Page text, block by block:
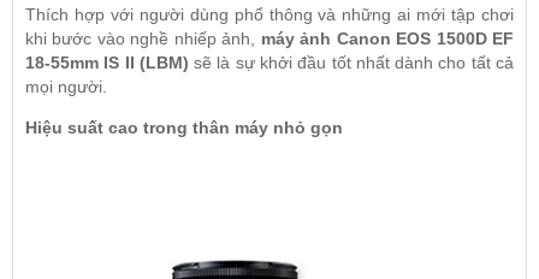
Thích hợp với người dùng phổ thông và những ai mới tập chơi
khi bước vào nghề nhiếp ảnh, máy ảnh Canon EOS 1500D EF
18-55mm IS II (LBM) sẽ là sự khởi đầu tốt nhất dành cho tất cả
mọi người.
Hiệu suất cao trong thân máy nhỏ gọn